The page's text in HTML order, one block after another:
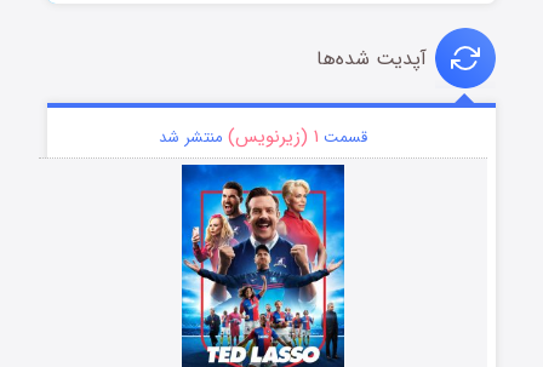
آپدیت شده‌ها
قسمت ۱ (زیرنویس) منتشر شد